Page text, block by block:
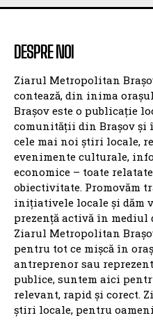
DESPRE NOI
Ziarul Metropolitan
contează, din inima
Brașov este o publicație
comunității din Brașov și
cele mai noi știri locale,
evenimente culturale,
economice – toate
obiectivitate. Promovăm
inițiativele locale și dăm
prezență activă în mediul
Ziarul Metropolitan
pentru tot ce mișcă în
antreprenor sau
publice, suntem aici
relevant, rapid și corect.
știri locale, pentru